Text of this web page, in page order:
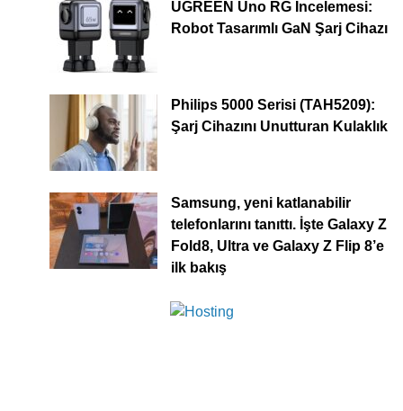
UGREEN Uno RG İncelemesi:
Robot Tasarımlı GaN Şarj Cihazı
Philips 5000 Serisi (TAH5209):
Şarj Cihazını Unutturan Kulaklık
Samsung, yeni katlanabilir
telefonlarını tanıttı. İşte Galaxy Z
Fold8, Ultra ve Galaxy Z Flip 8’e
ilk bakış